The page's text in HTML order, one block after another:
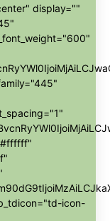
display=""
icon-